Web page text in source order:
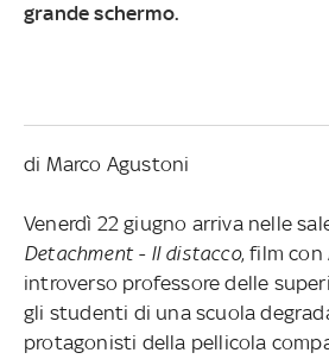
grande schermo.
di Marco Agustoni
Venerdì 22 giugno arriva nelle
Detachment - Il distacco, film con
introverso professore delle
gli studenti di una scuola
protagonisti della pellicola